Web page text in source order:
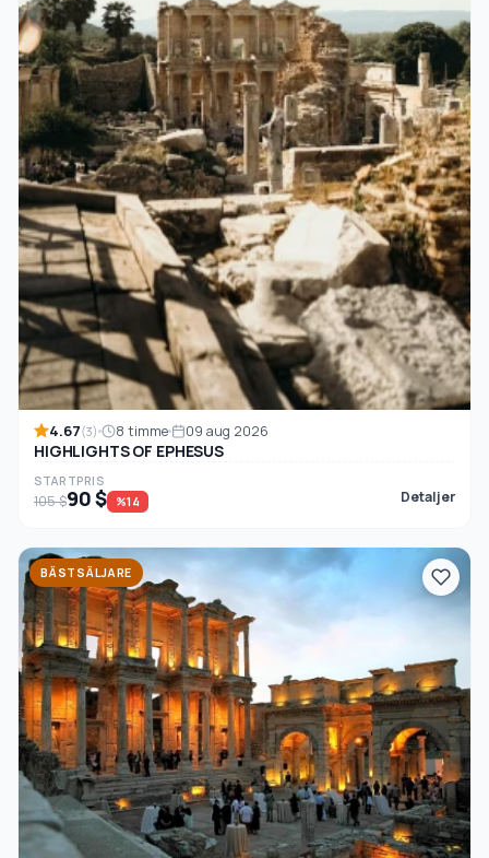
4.67(3) 8 timme 09 aug 2026
HIGHLIGHTS OF EPHESUS
STARTPRIS
105 $90 $ %14 Detaljer
BÄSTSÄLJARE